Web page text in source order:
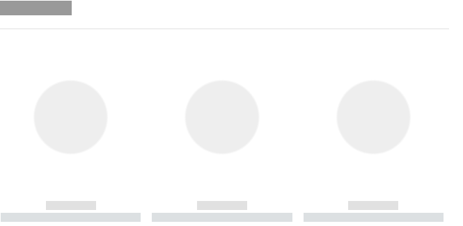
------------
----------- ----------- ----------
------------
----------- ----------- ----------
------------
----------- ----------- ----------